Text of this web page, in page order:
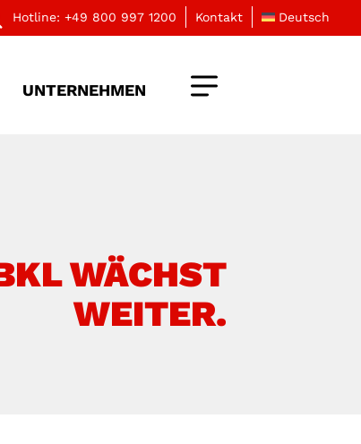
Hotline: +49 800 997 1200 Kontakt Deutsch
UNTERNEHMEN
WÄCHST
WEITER.